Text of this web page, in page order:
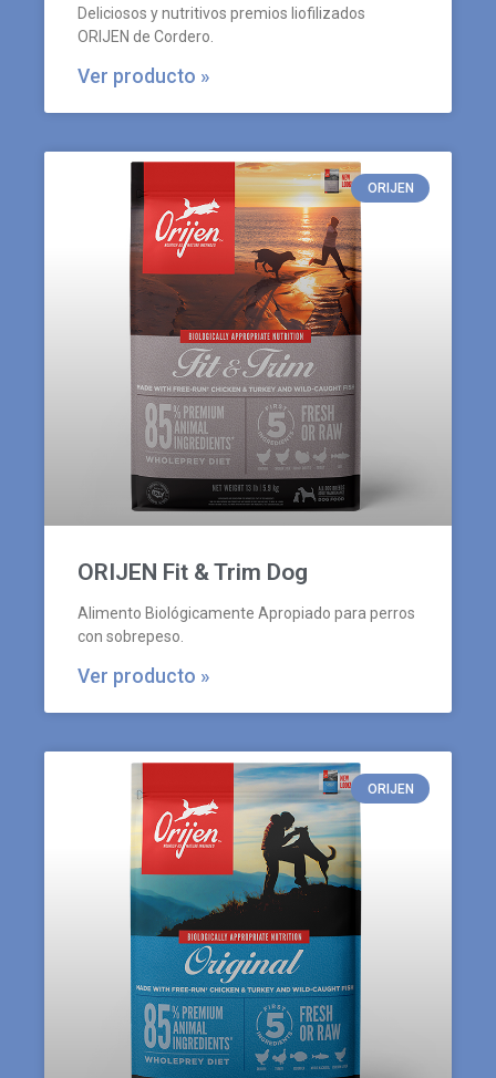
Deliciosos y nutritivos premios liofilizados
ORIJEN de Cordero.
Ver producto »
ORIJEN
ORIJEN Fit & Trim Dog
Alimento Biológicamente Apropiado para perros
con sobrepeso.
Ver producto »
ORIJEN